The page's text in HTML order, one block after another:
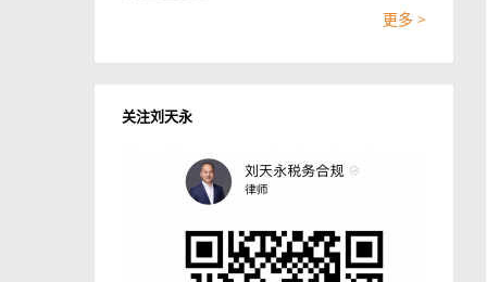
更多 >
关注刘天永